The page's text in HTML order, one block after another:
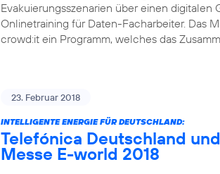
Evakuierungsszenarien über einen digitalen
Onlinetraining für Daten-Facharbeiter. Das
crowd:it ein Programm, welches das
23. Februar 2018
INTELLIGENTE ENERGIE FÜR DEUTSCHLAND:
Telefónica Deutschland
Messe E-world 2018